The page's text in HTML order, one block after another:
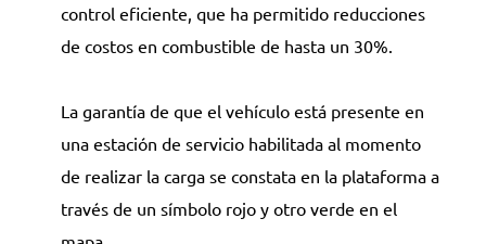
control eficiente, que ha permitido reducciones
de costos en combustible de hasta un 30%.
La garantía de que el vehículo está presente en
una estación de servicio habilitada al momento
de realizar la carga se constata en la plataforma a
través de un símbolo rojo y otro verde en el